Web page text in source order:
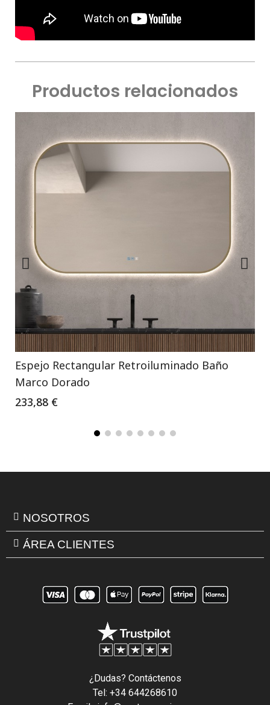
Productos relacionados
Espejo Rectangular Retroiluminado Baño
Marco Dorado
233,88 €
NOSOTROS
ÁREA CLIENTES
¿Dudas? Contáctenos
Tel: +34 644268610